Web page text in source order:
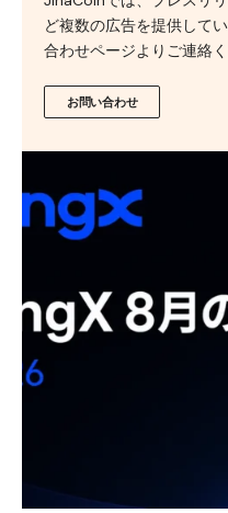
ど複数の広告を提供して
合わせページよりご連絡く
お問い合わせ